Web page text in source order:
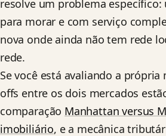
resolve um problema específico:
para morar e com serviço
nova onde ainda não tem rede
rede.
Se você está avaliando a própria
offs entre os dois mercados
comparação Manhattan versus
imobiliário, e a mecânica